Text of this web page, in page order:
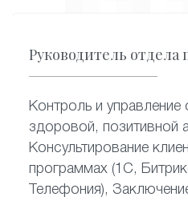
Руководитель отдела
Контроль и
здоровой,
Консультирование
программах (1С,
Телефония),